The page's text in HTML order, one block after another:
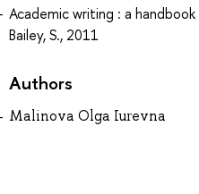
Academic writing : a
Bailey, S., 2011
Authors
Malinova Olga Iurevna